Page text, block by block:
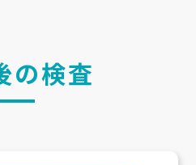
の検査